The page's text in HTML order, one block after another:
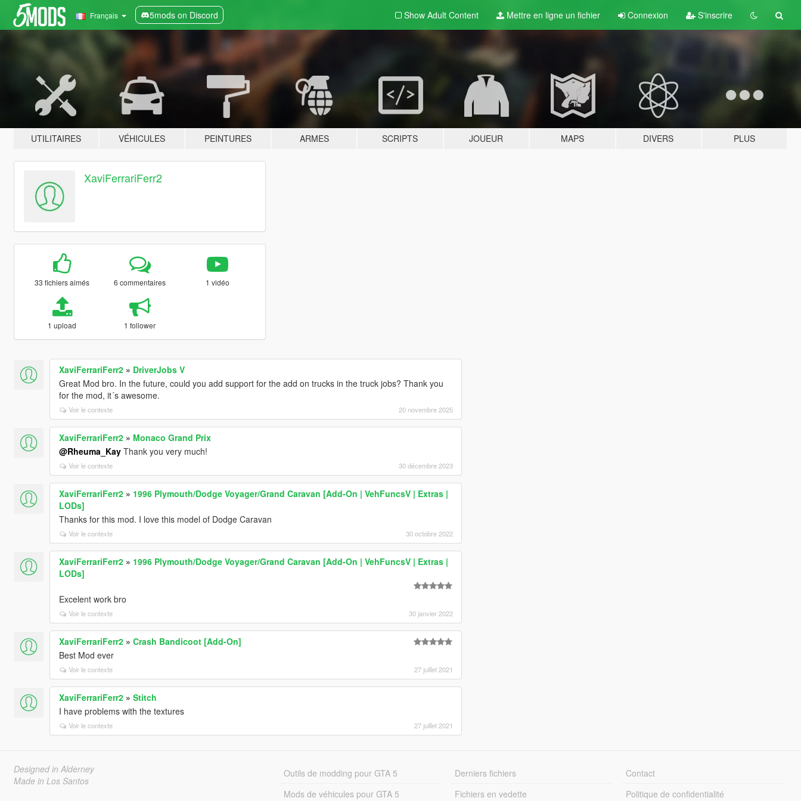
Français 5mods on Discord Show Adult Content Mettre en ligne un fichier Connexion S'inscrire
UTILITAIRES VÉHICULES PEINTURES ARMES SCRIPTS JOUEUR MAPS DIVERS PLUS
XaviFerrariFerr2
33 fichiers aimés 6 commentaires 1 vidéo
1 upload 1 follower
XaviFerrariFerr2» DriverJobs V
Great Mod bro. In the future, could you add support for the add on trucks in the truck jobs? Thank you
for the mod, it´s awesome.
Voir le contexte 20 novembre 2025
XaviFerrariFerr2» Monaco Grand Prix
@Rheuma_KayThank you very much!
Voir le contexte 30 décembre 2023
XaviFerrariFerr2» 1996 Plymouth/Dodge Voyager/Grand Caravan [Add-On | VehFuncsV | Extras |
LODs]
Thanks for this mod. I love this model of Dodge Caravan
Voir le contexte 30 octobre 2022
XaviFerrariFerr2» 1996 Plymouth/Dodge Voyager/Grand Caravan [Add-On | VehFuncsV | Extras |
LODs]
Excelent work bro
Voir le contexte 30 janvier 2022
XaviFerrariFerr2» Crash Bandicoot [Add-On]
Best Mod ever
Voir le contexte 27 juillet 2021
XaviFerrariFerr2» Stitch
I have problems with the textures
Voir le contexte 27 juillet 2021
Designed in Alderney
Made in Los Santos
Outils de modding pour GTA 5
Mods de véhicules pour GTA 5
Derniers fichiers
Fichiers en vedette
Contact
Politique de confidentialité